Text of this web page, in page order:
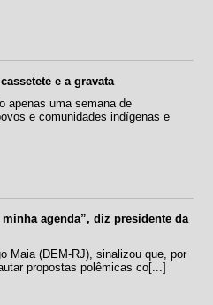
e a gravata
apenas uma semana de
e comunidades indígenas e
agenda”, diz presidente da
Maia (DEM-RJ), sinalizou que, por
propostas polêmicas co[...]